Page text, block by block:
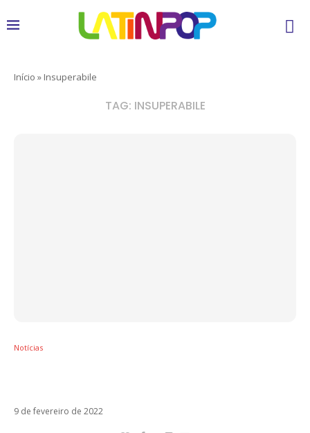
Início » Insuperabile
TAG: INSUPERABILE
Notícias
9 de fevereiro de 2022